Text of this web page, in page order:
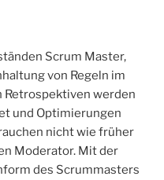
Scrum Master,
von Regeln im
Retrospektiven werden
und Optimierungen
nicht wie früher
Moderator. Mit der
des Scrummasters